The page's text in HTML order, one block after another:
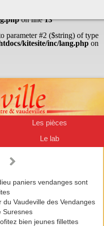
on line13
parameter #2 ($string) of type
kitesite/inc/lang.php on
Les pièces
Le lab
paniers vendanges sont
du Vaudeville des Vendanges
Suresnes
bien jeunes fillettes